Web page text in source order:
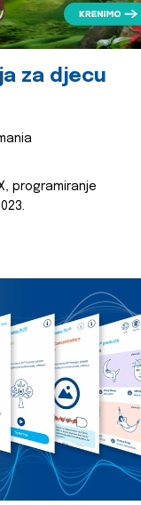
za djecu
programiranje